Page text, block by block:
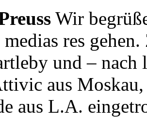
Wir
res
und – nach
aus
aus L.A.